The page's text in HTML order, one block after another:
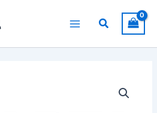
Suchen